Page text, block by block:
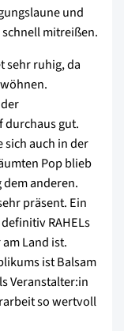
und
mitreißen.
sehr ruhig, da
durchaus gut.
sich auch in der
Pop blieb
anderen.
präsent. Ein
RAHELs
Land ist.
ist Balsam
Veranstalter:in
so wertvoll